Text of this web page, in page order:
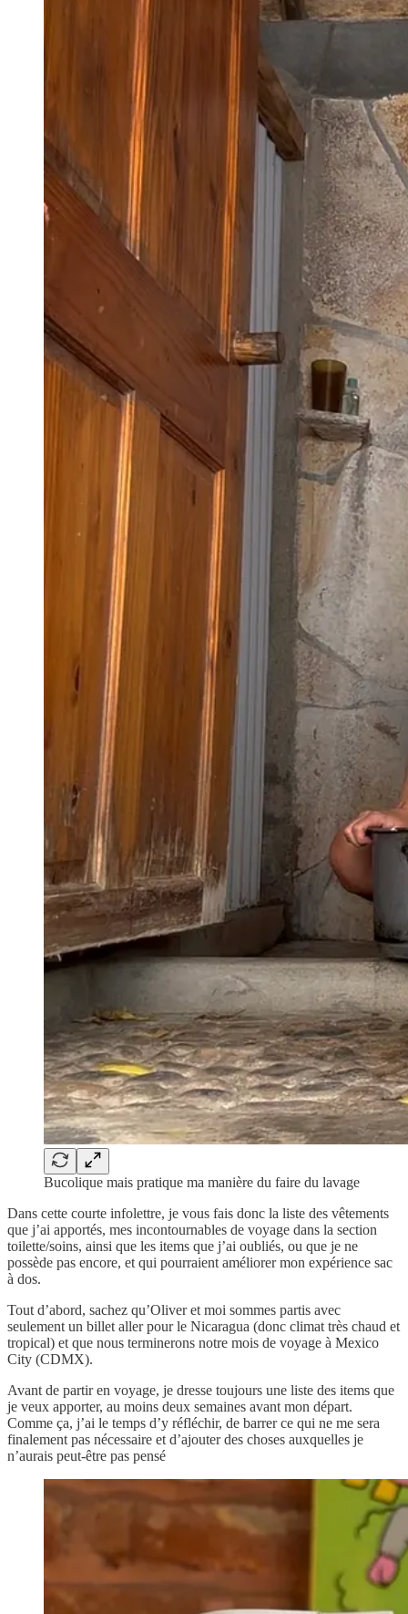
Bucolique mais pratique ma manière du faire du lavage
Dans cette courte infolettre, je vous fais donc la liste des vêtements
que j’ai apportés, mes incontournables de voyage dans la section
toilette/soins, ainsi que les items que j’ai oubliés, ou que je ne
possède pas encore, et qui pourraient améliorer mon expérience sac
à dos.
Tout d’abord, sachez qu’Oliver et moi sommes partis avec
seulement un billet aller pour le Nicaragua (donc climat très chaud et
tropical) et que nous terminerons notre mois de voyage à Mexico
City (CDMX).
Avant de partir en voyage, je dresse toujours une liste des items que
je veux apporter, au moins deux semaines avant mon départ.
Comme ça, j’ai le temps d’y réfléchir, de barrer ce qui ne me sera
finalement pas nécessaire et d’ajouter des choses auxquelles je
n’aurais peut-être pas pensé